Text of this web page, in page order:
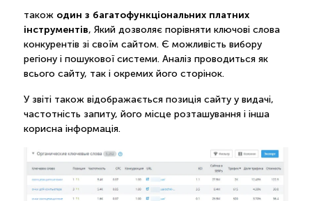
також один з багатофункціональних платних
інструментів, Який дозволяє порівняти ключові слова
конкурентів зі своїм сайтом. Є можливість вибору
регіону і пошукової системи. Аналіз проводиться як
всього сайту, так і окремих його сторінок.
У звіті також відображається позиція сайту у видачі,
частотність запиту, його місце розташування і інша
корисна інформація.